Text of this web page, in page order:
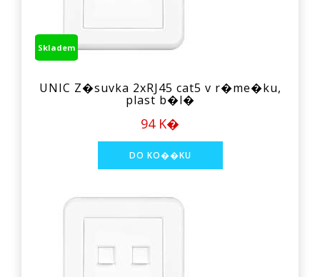
Skladem
UNIC Z�suvka 2xRJ45 cat5 v r�me�ku,
plast b�l�
94 K�